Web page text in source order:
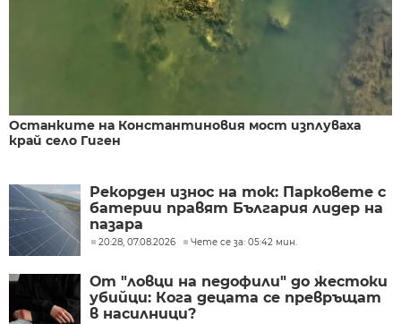
Останките на Константиновия мост изплуваха
край село Гиген
Рекорден износ на ток: Парковете с
батерии правят България лидер на
пазара
20:28, 07.08.2026 Чете се за: 05:42 мин.
От "ловци на педофили" до жестоки
убийци: Кога децата се превръщат
в насилници?